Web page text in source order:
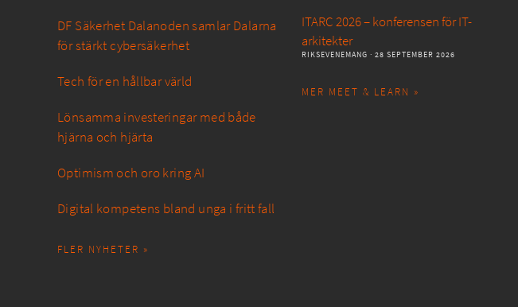
DF Säkerhet Dalanoden samlar Dalarna
för stärkt cybersäkerhet
Tech för en hållbar värld
Lönsamma investeringar med både
hjärna och hjärta
Optimism och oro kring AI
Digital kompetens bland unga i fritt fall
FLER NYHETER »
ITARC 2026 – konferensen för IT-
arkitekter
RIKSEVENEMANG · 28 SEPTEMBER 2026
MER MEET & LEARN »